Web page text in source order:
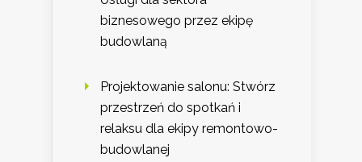
biznesowego przez ekipę
budowlaną
Projektowanie salonu: Stwórz
przestrzeń do spotkań i
relaksu dla ekipy remontowo-
budowlanej